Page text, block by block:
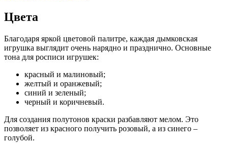
Цвета
Благодаря яркой цветовой палитре, каждая дымковская
игрушка выглядит очень нарядно и празднично. Основные
тона для росписи игрушек:
красный и малиновый;
желтый и оранжевый;
синий и зеленый;
черный и коричневый.
Для создания полутонов краски разбавляют мелом. Это
позволяет из красного получить розовый, а из синего –
голубой.